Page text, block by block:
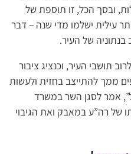
ובסך הכל, זו תוספת של
עילית ישלמו מדי שנה – דבר
של העיר.
תושבי העיר, וכנציג ציבור
ממך להתייצב בחזית ולעשות
אמר לסגן השר במשרד
של רה”ע במאבק ואת הגיבוי